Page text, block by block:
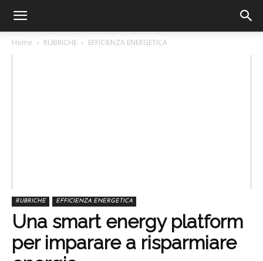
Home RUBRICHE EFFICIENZA ENERGETICA
RUBRICHE EFFICIENZA ENERGETICA
Una smart energy platform
per imparare a risparmiare